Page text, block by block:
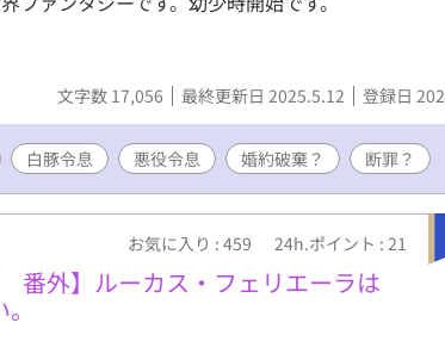
文字数 17,056 最終更新日 2025.5.12 登録日
白豚令息 悪役令息 婚約破棄？ 断罪？
お気に入り : 459 24h.ポイント : 21
番外】ルーカス・フェリエーラは